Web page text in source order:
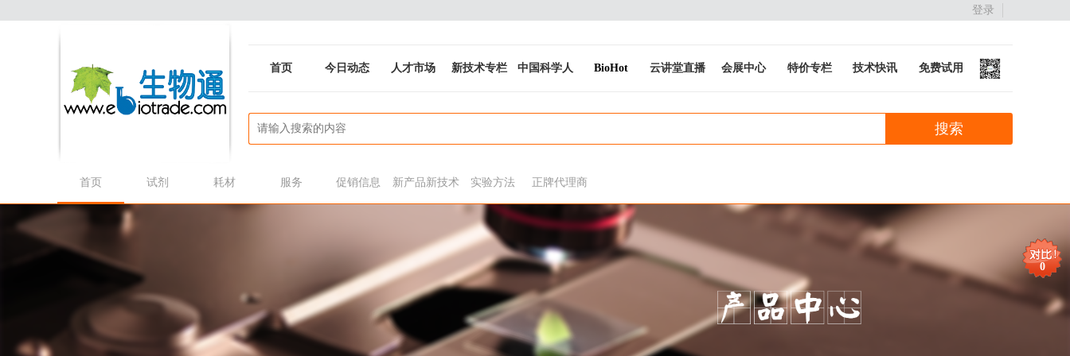
登录
首页 今日动态 人才市场 新技术专栏 中国科学人 BioHot 云讲堂直播 会展中心 特价专栏 技术快讯 免费试用
首页 试剂 耗材 服务 促销信息 新产品新技术 实验方法 正牌代理商
0